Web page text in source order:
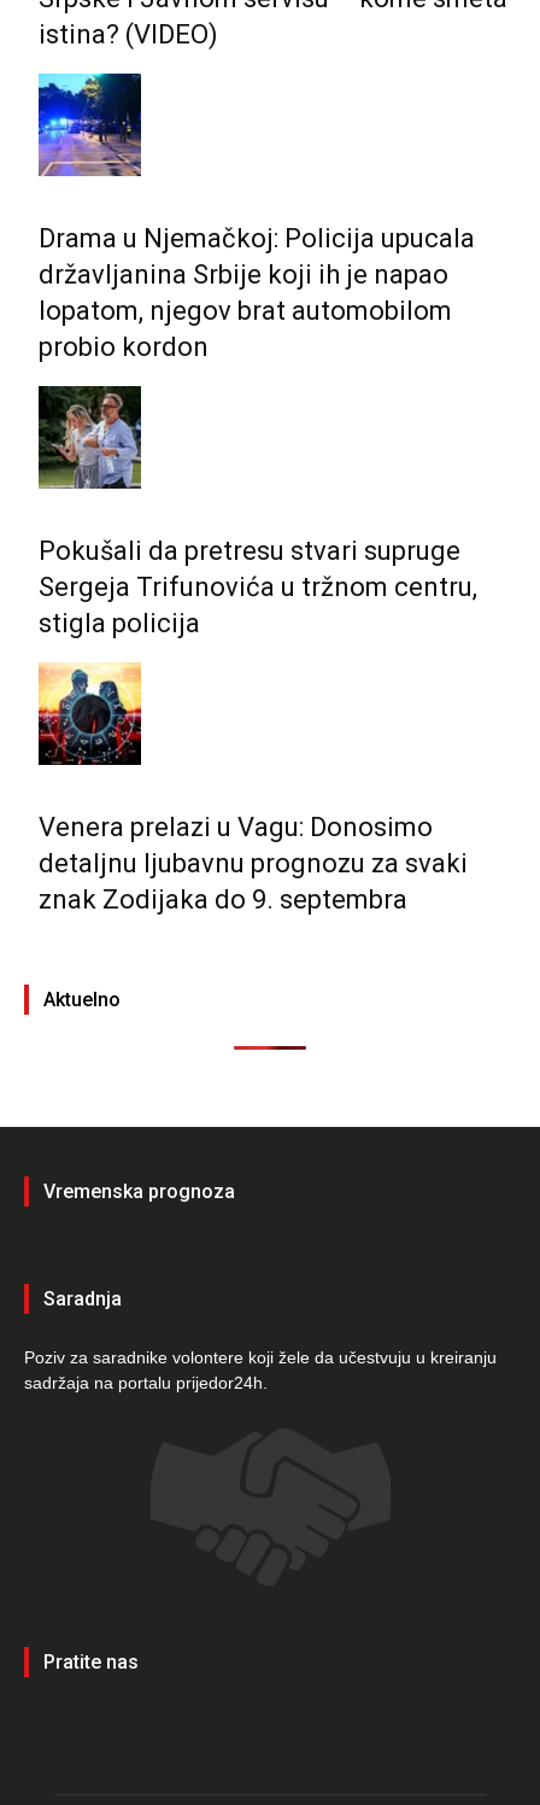
istina? (VIDEO)
Drama u Njemačkoj: Policija upucala
državljanina Srbije koji ih je napao
lopatom, njegov brat automobilom
probio kordon
Pokušali da pretresu stvari supruge
Sergeja Trifunovića u tržnom centru,
stigla policija
Venera prelazi u Vagu: Donosimo
detaljnu ljubavnu prognozu za svaki
znak Zodijaka do 9. septembra
Aktuelno
Vremenska prognoza
Saradnja
Poziv za saradnike volontere koji žele da učestvuju u kreiranju
sadržaja na portalu prijedor24h.
Pratite nas